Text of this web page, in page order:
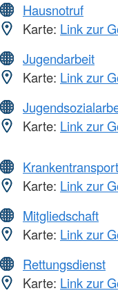
Hausnotruf
Karte: Link zur
Jugendarbeit
Karte: Link zur
Karte: Link zur
Krankentransport
Karte: Link zur
Mitgliedschaft
Karte: Link zur
Rettungsdienst
Karte: Link zur